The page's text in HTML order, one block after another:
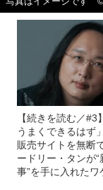
【続きを読む／#3
うまくできるはず
販売サイトを無断
ードリー・タンが“
事”を手に入れたワ